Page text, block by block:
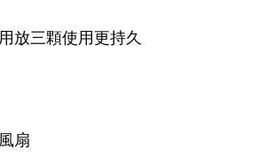
放三顆使用更持久
扇